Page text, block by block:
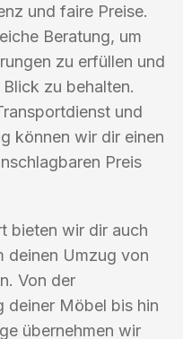
und faire Preise.
Beratung, um
zu erfüllen und
zu behalten.
und
können wir dir einen
Preis
bieten wir dir auch
deinen Umzug von
Von der
deiner Möbel bis hin
übernehmen wir